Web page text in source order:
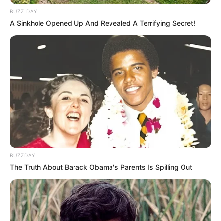
vinagre
01 colher de sopa de creme hidratante sem
silicone, que será utilizada para sovar a
massa após o cozimento
Massa de biscuit passo a passo
Dependendo da potência do seu microondas o
tempo de cozimento pode variar entre 1 min e 30
segundos até 10 minutos.
Faça um teste na primeira vez que cozinhar a
Misture todos os ingredientes, leve ao
microondas por 3 minutos (em média) na
BUZZ DAY
A Sinkhole Opened Up And Revealed A Terrifying Secret!
BUZZDAY
The Truth About Barack Obama's Parents Is Spilling Out